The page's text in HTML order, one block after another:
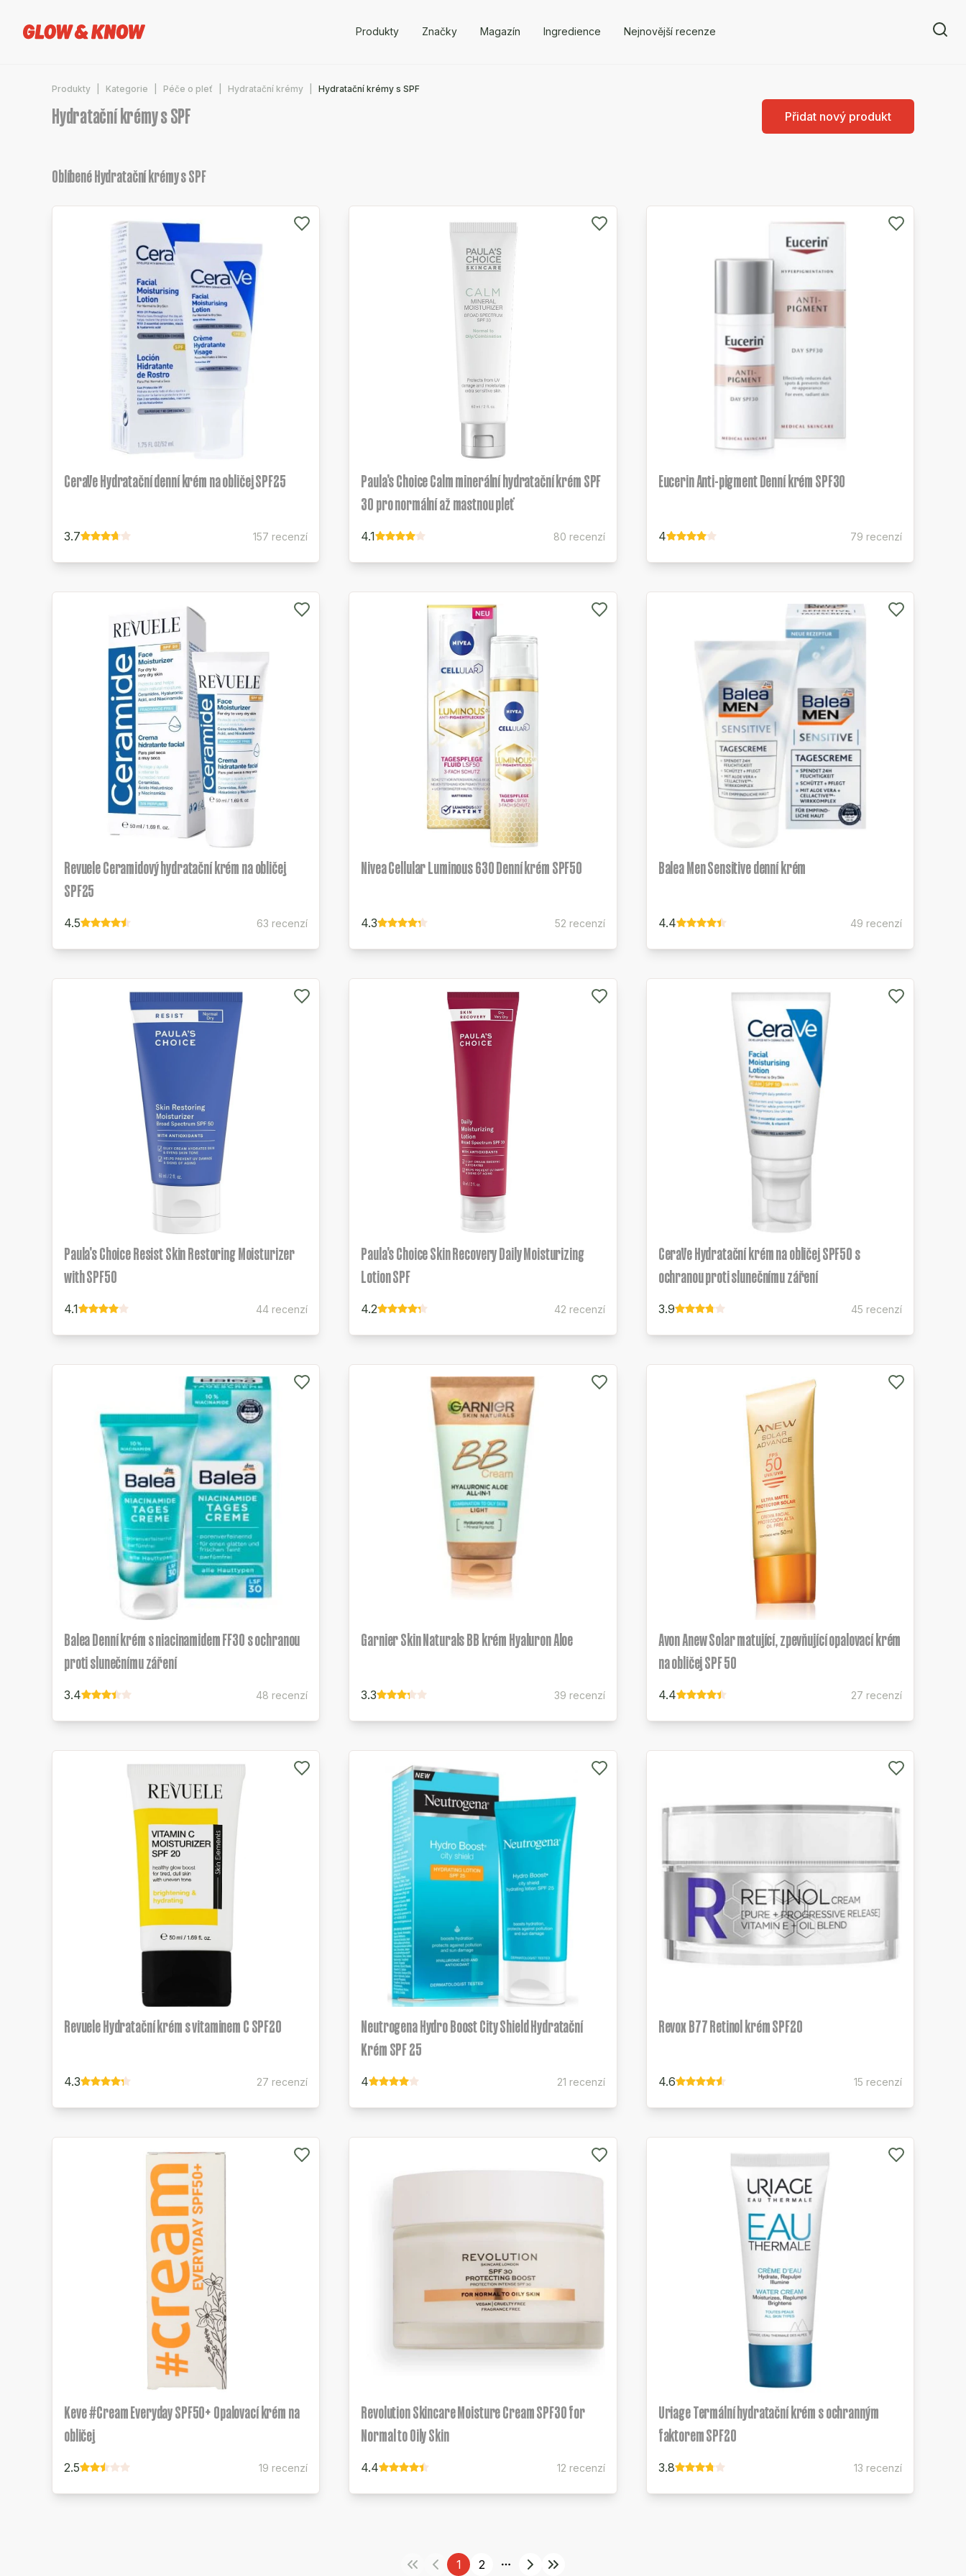
Produkty Značky Magazín Ingredience Nejnovější recenze
Produkty Kategorie Péče o pleť Hydratační krémy Hydratační krémy s SPF
Hydratační krémy s SPF Přidat nový produkt
Oblíbené Hydratační krémy s SPF
CeraVe Hydratační denní krém na obličej SPF25
3.7 157 recenzí
Paula's Choice Calm minerální hydratační krém SPF
30 pro normální až mastnou pleť
4.1 80 recenzí
Eucerin Anti-pigment Denní krém SPF30
4 79 recenzí
Revuele Ceramidový hydratační krém na obličej
SPF25
4.5 63 recenzí
Nivea Cellular Luminous 630 Denní krém SPF50
4.3 52 recenzí
Balea Men Sensitive denní krém
4.4 49 recenzí
Paula's Choice Resist Skin Restoring Moisturizer
with SPF50
4.1 44 recenzí
Paula's Choice Skin Recovery Daily Moisturizing
Lotion SPF
4.2 42 recenzí
CeraVe Hydratační krém na obličej SPF50 s
ochranou proti slunečnímu záření
3.9 45 recenzí
Balea Denní krém s niacinamidem FF30 s ochranou
proti slunečnímu záření
3.4 48 recenzí
Garnier Skin Naturals BB krém Hyaluron Aloe
3.3 39 recenzí
Avon Anew Solar matující, zpevňující opalovací krém
na obličej SPF 50
4.4 27 recenzí
Revuele Hydratační krém s vitaminem C SPF20
4.3 27 recenzí
Neutrogena Hydro Boost City Shield Hydratační
Krém SPF 25
4 21 recenzí
Revox B77 Retinol krém SPF20
4.6 15 recenzí
Keve #Cream Everyday SPF50+ Opalovací krém na
obličej
2.5 19 recenzí
Revolution Skincare Moisture Cream SPF30 for
Normal to Oily Skin
4.4 12 recenzí
Uriage Termální hydratační krém s ochranným
faktorem SPF20
3.8 13 recenzí
1 2
More pages